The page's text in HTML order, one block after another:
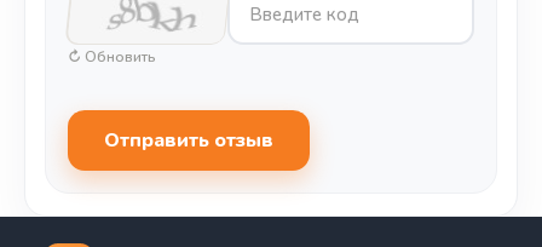
↻ Обновить
Отправить отзыв